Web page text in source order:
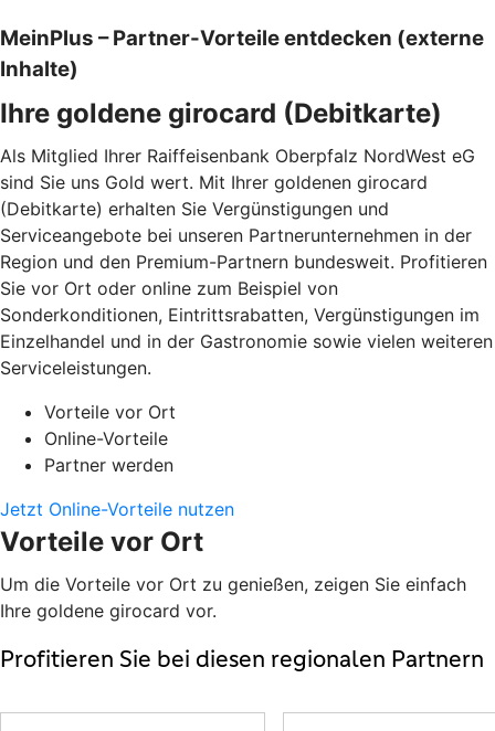
MeinPlus – Partner-Vorteile entdecken (externe
Inhalte)
Ihre goldene girocard (Debitkarte)
Als Mitglied Ihrer Raiffeisenbank Oberpfalz NordWest eG
sind Sie uns Gold wert. Mit Ihrer goldenen girocard
(Debitkarte) erhalten Sie Vergünstigungen und
Serviceangebote bei unseren Partnerunternehmen in der
Region und den Premium-Partnern bundesweit. Profitieren
Sie vor Ort oder online zum Beispiel von
Sonderkonditionen, Eintrittsrabatten, Vergünstigungen im
Einzelhandel und in der Gastronomie sowie vielen weiteren
Serviceleistungen.
Vorteile vor Ort
Online-Vorteile
Partner werden
Jetzt Online-Vorteile nutzen
Vorteile vor Ort
Um die Vorteile vor Ort zu genießen, zeigen Sie einfach
Ihre goldene girocard vor.